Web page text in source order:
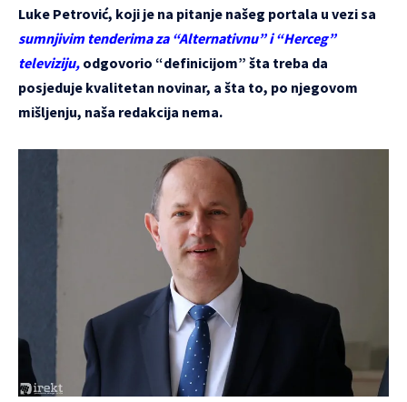
Luke Petrović, koji je na pitanje našeg portala u vezi sa
sumnjivim tenderima za “Alternativnu” i “Herceg”
televiziju, odgovorio “definicijom” šta treba da
posjeduje kvalitetan novinar, a šta to, po njegovom
mišljenju, naša redakcija nema.